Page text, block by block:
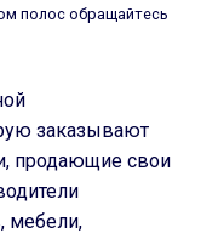
полос обращайтесь
заказывают
продающие свои
мебели,